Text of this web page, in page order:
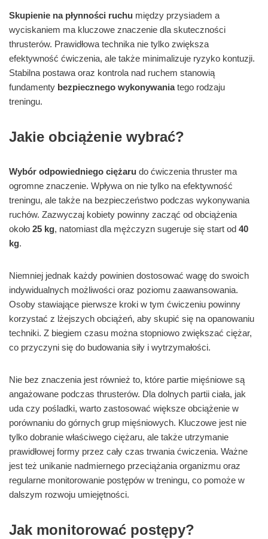
Skupienie na płynności ruchu między przysiadem a
wyciskaniem ma kluczowe znaczenie dla skuteczności
thrusterów. Prawidłowa technika nie tylko zwiększa
efektywność ćwiczenia, ale także minimalizuje ryzyko kontuzji.
Stabilna postawa oraz kontrola nad ruchem stanowią
fundamenty bezpiecznego wykonywaniatego rodzaju
treningu.
Jakie obciążenie wybrać?
Wybór odpowiedniego ciężaru do ćwiczenia thruster ma
ogromne znaczenie. Wpływa on nie tylko na efektywność
treningu, ale także na bezpieczeństwo podczas wykonywania
ruchów. Zazwyczaj kobiety powinny zacząć od obciążenia
około 25 kg, natomiast dla mężczyzn sugeruje się start od 40
kg.
Niemniej jednak każdy powinien dostosować wagę do swoich
indywidualnych możliwości oraz poziomu zaawansowania.
Osoby stawiające pierwsze kroki w tym ćwiczeniu powinny
korzystać z lżejszych obciążeń, aby skupić się na opanowaniu
techniki. Z biegiem czasu można stopniowo zwiększać ciężar,
co przyczyni się do budowania siły i wytrzymałości.
Nie bez znaczenia jest również to, które partie mięśniowe są
angażowane podczas thrusterów. Dla dolnych partii ciała, jak
uda czy pośladki, warto zastosować większe obciążenie w
porównaniu do górnych grup mięśniowych. Kluczowe jest nie
tylko dobranie właściwego ciężaru, ale także utrzymanie
prawidłowej formy przez cały czas trwania ćwiczenia. Ważne
jest też unikanie nadmiernego przeciążania organizmu oraz
regularne monitorowanie postępów w treningu, co pomoże w
dalszym rozwoju umiejętności.
Jak monitorować postępy?